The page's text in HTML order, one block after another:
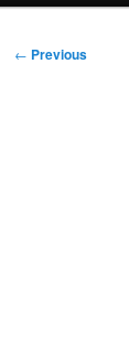
Post
← Previous